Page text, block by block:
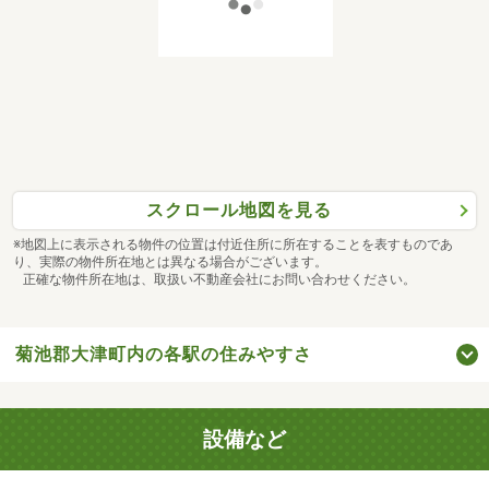
スクロール地図を見る
※地図上に表示される物件の位置は付近住所に所在することを表すものであ
り、実際の物件所在地とは異なる場合がございます。
正確な物件所在地は、取扱い不動産会社にお問い合わせください。
菊池郡大津町内の各駅の住みやすさ
設備など